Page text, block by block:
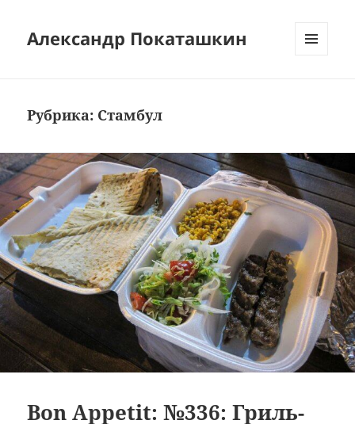
Александр Покаташкин
Рубрика: Стамбул
Bon Appetit: №336: Гриль-